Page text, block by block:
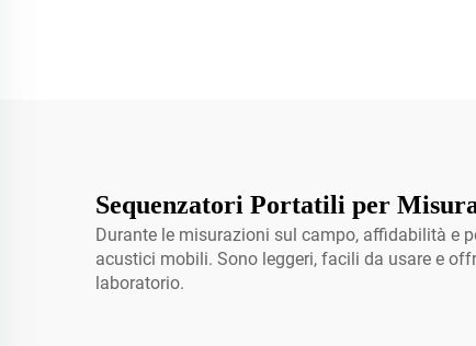
Sequenzatori Portatili per
Durante le misurazioni sul campo, affidabilità e
acustici mobili. Sono leggeri, facili da usare e
laboratorio.